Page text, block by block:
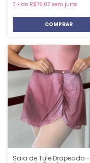
3 x de R$79,67 sem juros
COMPRAR
Saia de Tule Drapeada -